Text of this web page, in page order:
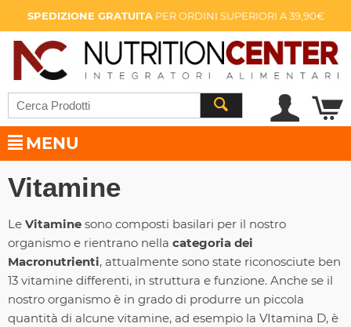
SPEDIZIONE GRATUITAPER ORDINI SUPERIORI A 39,90€
MENU
Vitamine
Le Vitamine sono composti basilari per il nostro
organismo e rientrano nella categoria dei
Macronutrienti, attualmente sono state riconosciute ben
13 vitamine differenti, in struttura e funzione. Anche se il
nostro organismo è in grado di produrre un piccola
quantità di alcune vitamine, ad esempio la VItamina D, è